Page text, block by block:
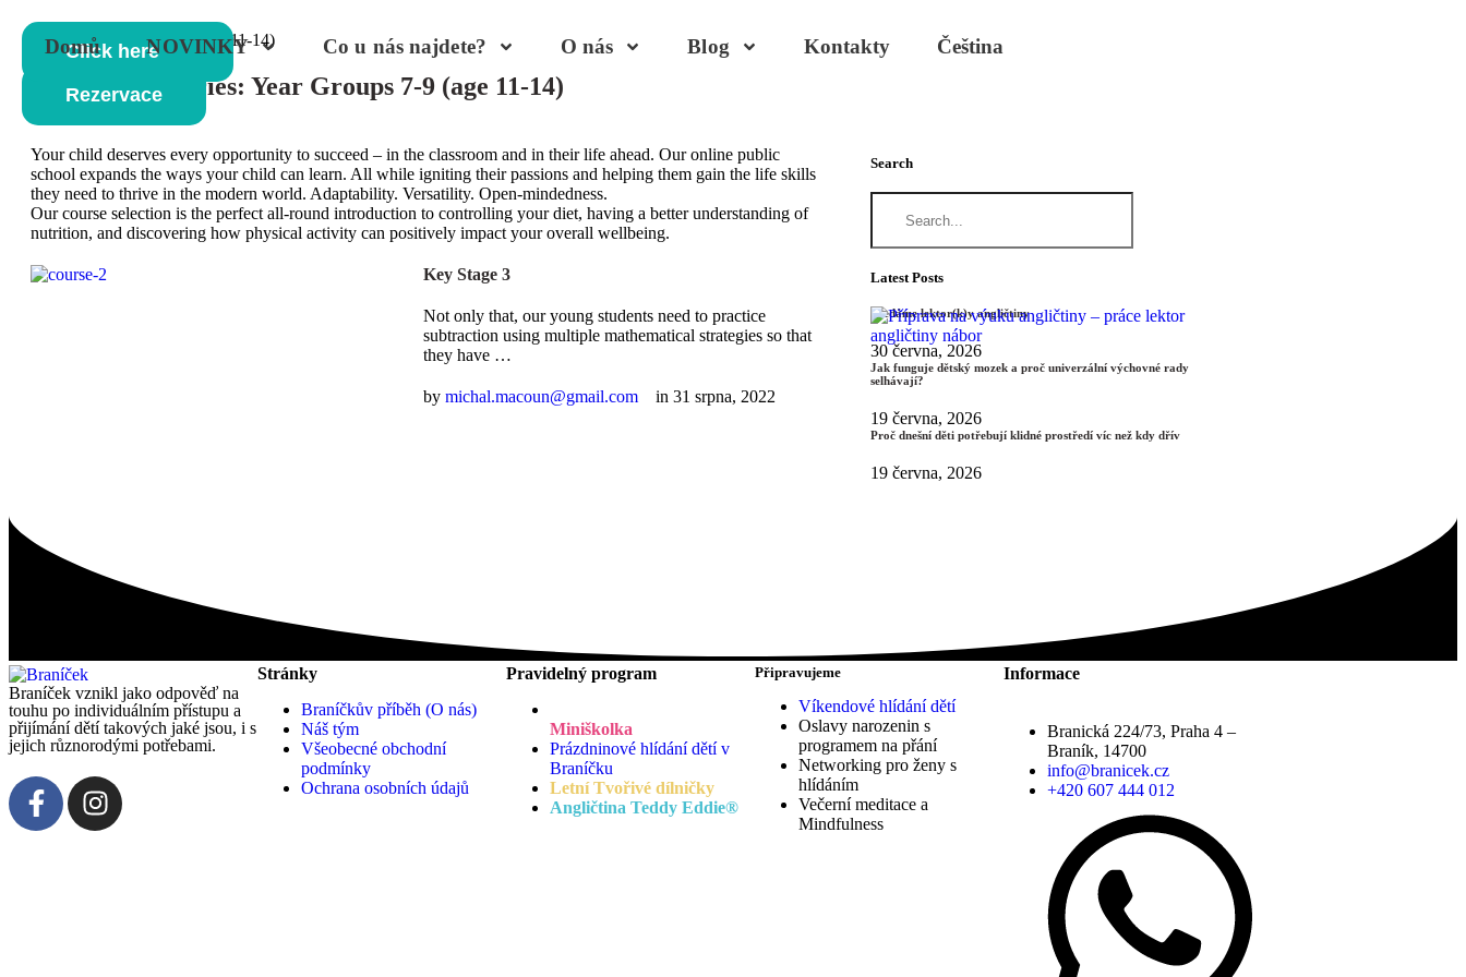
Domů NOVINKY Co u nás najdete? O nás Blog Kontakty Čeština
Rezervace
Click here
Home/Year Groups 7-9 (age 11-14)
Course Categories: Year Groups 7-9 (age 11-14)
Your child deserves every opportunity to succeed – in the classroom and in their life ahead. Our online public
school expands the ways your child can learn. All while igniting their passions and helping them gain the life skills
they need to thrive in the modern world. Adaptability. Versatility. Open-mindedness.
Our course selection is the perfect all-round introduction to controlling your diet, having a better understanding of
nutrition, and discovering how physical activity can positively impact your overall wellbeing.
Key Stage 3
Not only that, our young students need to practice
subtraction using multiple mathematical strategies so that
they have …
by michal.macoun@gmail.com in 31 srpna, 2022
Search
Latest Posts
Hledáme lektor(k)y angličtiny
30 června, 2026
Jak funguje dětský mozek a proč univerzální výchovné rady
selhávají?
19 června, 2026
Proč dnešní děti potřebují klidné prostředí víc než kdy dřív
19 června, 2026
Braníček vznikl jako odpověď na
touhu po individuálním přístupu a
přijímání dětí takových jaké jsou, i s
jejich různorodými potřebami.
Stránky
Braníčkův příběh (O nás)
Náš tým
Všeobecné obchodní
podmínky
Ochrana osobních údajů
Pravidelný program
Miniškolka
Prázdninové hlídání dětí v
Braníčku
Letní Tvořivé dílničky
Angličtina Teddy Eddie®
Připravujeme
Víkendové hlídání dětí
Oslavy narozenin s
programem na přání
Networking pro ženy s
hlídáním
Večerní meditace a
Mindfulness
Informace
Branická 224/73, Praha 4 –
Braník, 14700
info@branicek.cz
+420 607 444 012